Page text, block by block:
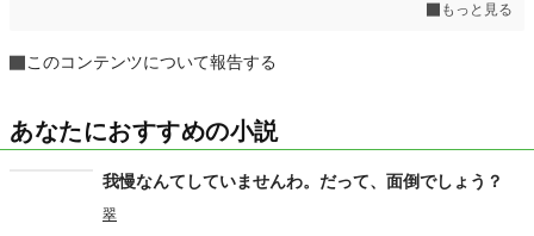
もっと見る
このコンテンツについて報告する
あなたにおすすめの小説
我慢なんてしていませんわ。だって、面倒でしょう？
翠